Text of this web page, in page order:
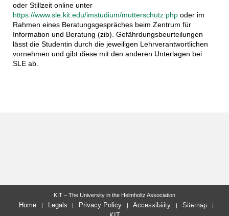
oder Stillzeit online unter
https://www.sle.kit.edu/imstudium/mutterschutz.phpoder im
Rahmen eines Beratungsgespräches beim Zentrum für
Information und Beratung (zib). Gefährdungsbeurteilungen
lässt die Studentin durch die jeweiligen Lehrverantwortlichen
vornehmen und gibt diese mit den anderen Unterlagen bei
SLE ab.
last change: 2025-10-22
KIT – The University in the Helmholtz Association
Home Legals Privacy Policy Accessibility
Sitemap